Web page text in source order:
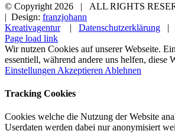
© Copyright 2026 | ALL RIGHTS
| Design: franzjohann
Kreativagentur| Datenschutzerklärung |
Page load link
Wir nutzen Cookies auf unserer Webseite.
essentiell, während andere uns helfen, diese
Einstellungen Akzeptieren Ablehnen
Tracking Cookies
Cookies welche die Nutzung der Website
Userdaten werden dabei nur anonymisiert